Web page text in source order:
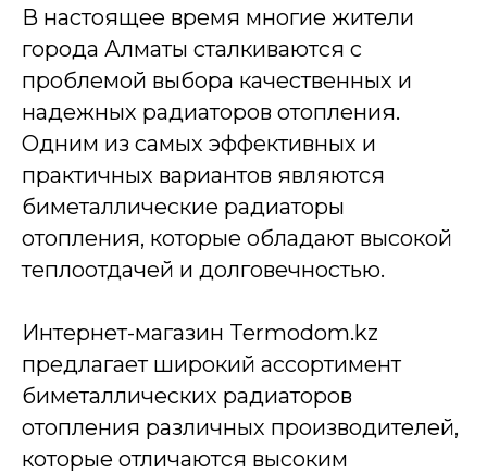
В настоящее время многие жители
города Алматы сталкиваются с
проблемой выбора качественных и
надежных радиаторов отопления.
Одним из самых эффективных и
практичных вариантов являются
биметаллические радиаторы
отопления, которые обладают высокой
теплоотдачей и долговечностью.
Интернет-магазин Termodom.kz
предлагает широкий ассортимент
биметаллических радиаторов
отопления различных производителей,
которые отличаются высоким